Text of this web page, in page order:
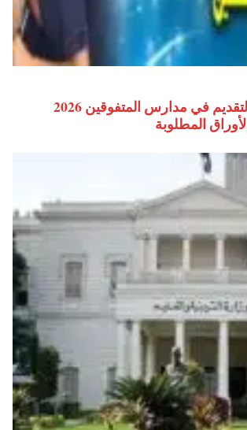
فتح رابط موقع التقديم في مدارس المتفوقين 2026